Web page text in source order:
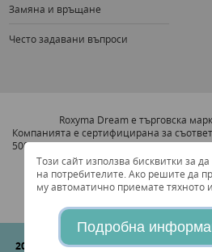
Замяна и връщане
Често задавани въпроси
Roxyma Dream е търговска
Компанията е сертифицирана за
5001:2011 Система за Увеличаване на
9001:2008 Система за
2026 © "Алиана" ООДВсички права
Този сайт използва бисквитки за
на потребителите. Ако решите да
му автоматично приемате тяхното
Подробна